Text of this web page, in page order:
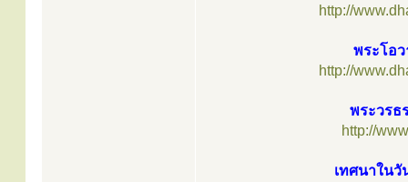
http://
พระโอ
http://
พระวรธ
http://
เทศนาใน